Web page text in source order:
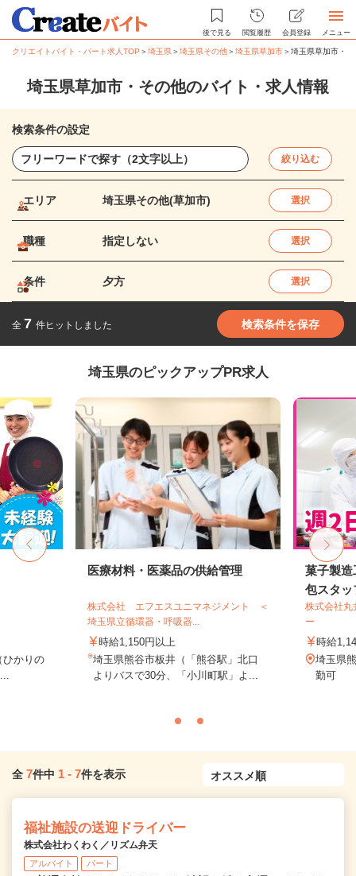
後で見る 閲覧履歴 会員登録 メニュー
クリエイトバイト・パート求人TOP ＞埼玉県＞埼玉県その他＞埼玉県草加市＞埼玉県草加市・
埼玉県草加市・その他のバイト・求人情報
検索条件の設定
絞り込む
エリア 埼玉県その他(草加市) 選択
職種 指定しない 選択
条件 夕方 選択
全 7 件ヒットしました 検索条件を保存
埼玉県のピックアップPR求人
ひかりの
医療材料・医薬品の供給管理
株式会社 エフエスユニマネジメント ＜
埼玉県立循環器・呼吸器...
時給1,150円以上
埼玉県熊谷市板井（「熊谷駅」北口
よりバスで30分、「小川町駅」よ...
菓子製造
包スタッ
株式会社
ー
時給
埼玉県
勤可
全 7件中 1 - 7件を表示
福祉施設の送迎ドライバー
株式会社わくわく／リズム弁天
アルバイト パート